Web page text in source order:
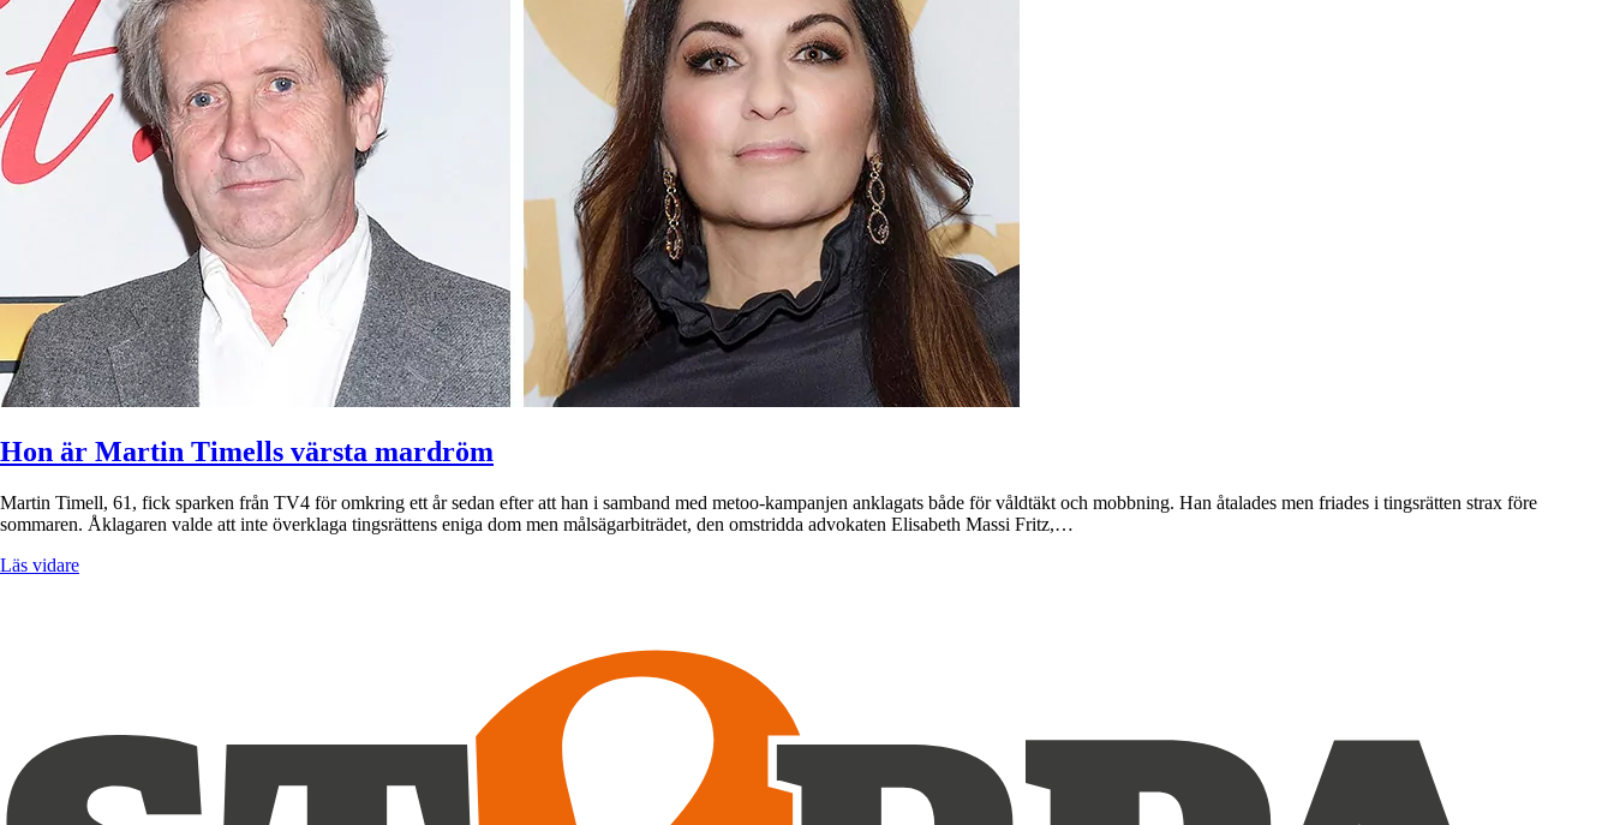
Hon är Martin Timells värsta mardröm
Martin Timell, 61, fick sparken från TV4 för omkring ett år sedan efter att han i samband med metoo-kampanjen anklagats både för våldtäkt och mobbning. Han åtalades men friades i tingsrätten strax före
sommaren. Åklagaren valde att inte överklaga tingsrättens eniga dom men målsägarbiträdet, den omstridda advokaten Elisabeth Massi Fritz,…
Läs vidare